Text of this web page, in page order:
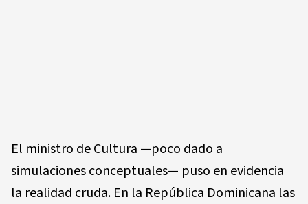
El ministro de Cultura —poco dado a
simulaciones conceptuales— puso en evidencia
la realidad cruda. En la República Dominicana las